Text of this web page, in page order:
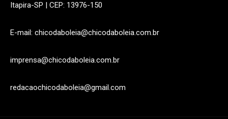
Itapira-SP | CEP: 13976-150
E-mail: chicodaboleia@chicodaboleia.com.br
imprensa@chicodaboleia.com.br
redacaochicodaboleia@gmail.com